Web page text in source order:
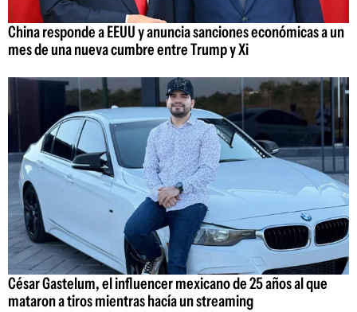
China responde a EEUU y anuncia sanciones económicas a un
mes de una nueva cumbre entre Trump y Xi
César Gastelum, el influencer mexicano de 25 años al que
mataron a tiros mientras hacía un streaming